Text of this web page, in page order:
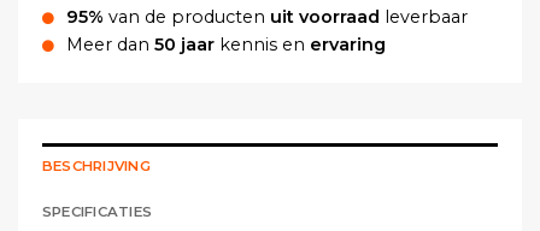
95% van de producten uit voorraad
leverbaar
Meer dan 50 jaar kennis en ervaring
BESCHRIJVING
SPECIFICATIES